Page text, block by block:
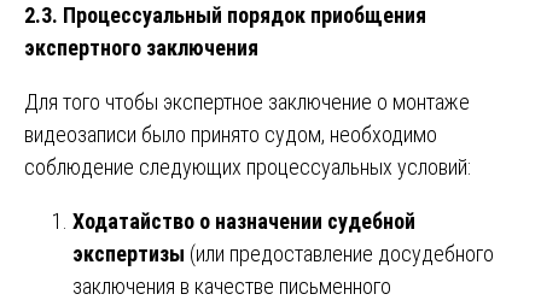
2.3. Процессуальный порядок приобщения
экспертного заключения
Для того чтобы экспертное заключение о монтаже
видеозаписи было принято судом, необходимо
соблюдение следующих процессуальных условий:
Ходатайство о назначении судебной
экспертизы (или предоставление досудебного
заключения в качестве письменного